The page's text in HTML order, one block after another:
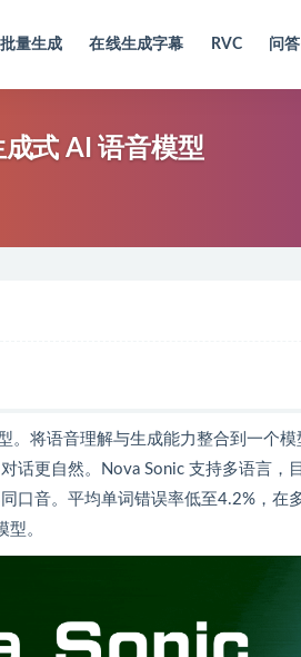
批量生成 在线生成字幕 RVC 问答
式 AI 语音模型
。将语音理解与生成能力整合到一个
话更自然。Nova Sonic 支持多语言，
口音。平均单词错误率低至4.2%，在
。